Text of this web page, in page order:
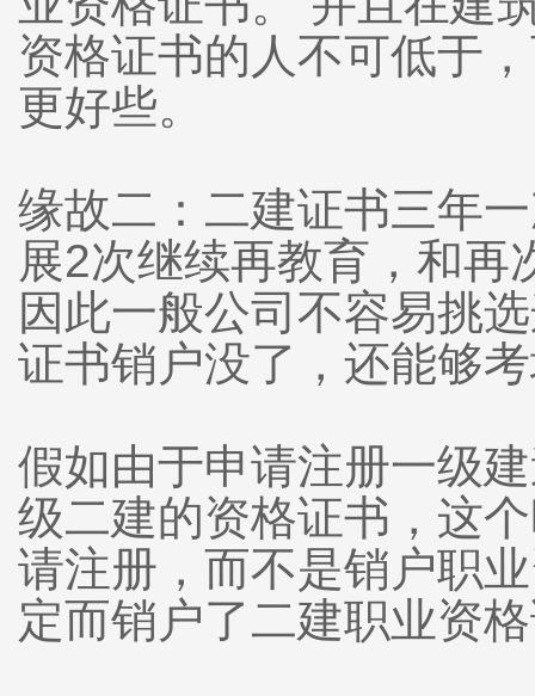
资格证书的人不可低于
更好些。
缘故二：二建证书三年
展2次继续再教育，和再
因此一般公司不容易挑
证书销户没了，还能够
假如由于申请注册一级
级二建的资格证书，这
请注册，而不是销户职
定而销户了二建职业资